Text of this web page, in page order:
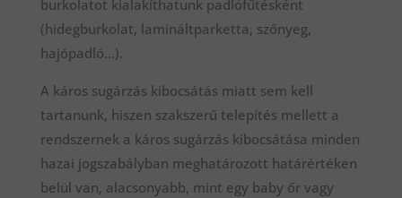
burkolatot kialakíthatunk padlófűtésként
(hidegburkolat, lamináltparketta, szőnyeg,
hajópadló…).
A káros sugárzás kibocsátás miatt sem kell
tartanunk, hiszen szakszerű telepítés mellett a
rendszernek a káros sugárzás kibocsátása minden
hazai jogszabályban meghatározott határértéken
belül van, alacsonyabb, mint egy baby őr vagy